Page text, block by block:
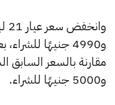
و5000 جنيهًا للشراء.